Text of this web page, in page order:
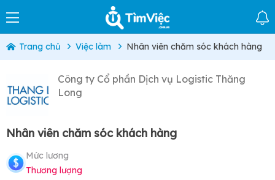
Trang chủ Việc làm Nhân viên chăm sóc khách hàng
Công ty Cổ phần Dịch vụ Logistic Thăng
Long
Nhân viên chăm sóc khách hàng
Mức lương
Thương lượng